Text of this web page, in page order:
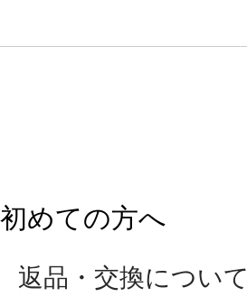
初めての方へ
返品・交換について